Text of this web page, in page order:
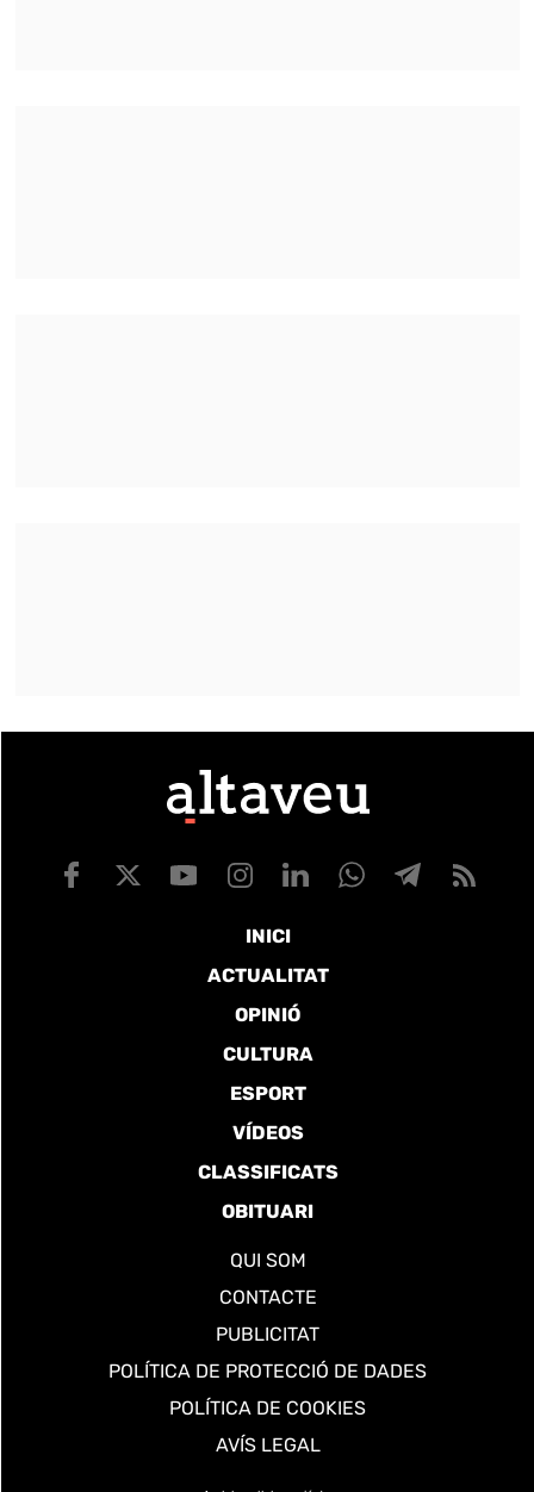
INICI
ACTUALITAT
OPINIÓ
CULTURA
ESPORT
VÍDEOS
CLASSIFICATS
OBITUARI
QUI SOM
CONTACTE
PUBLICITAT
POLÍTICA DE PROTECCIÓ DE DADES
POLÍTICA DE COOKIES
AVÍS LEGAL